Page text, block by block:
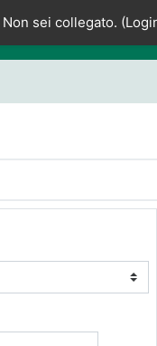
Non sei collegato. (